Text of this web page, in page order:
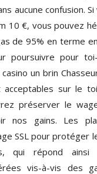
aucune confusion.
10 €, vous pouvez
de 95% en terme
poursuivre pour
un brin
acceptables sur le
préserver le
nos gains. Les
SSL pour protéger
qui répond ainsi
vis-à-vis des